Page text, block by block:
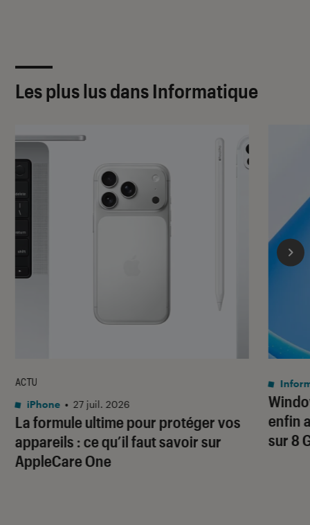
Les plus lus dans Informatique
La formule ultime pour protéger vos
appareils : ce qu’il faut savoir sur
AppleCare One
ACTU
iPhone • 27 juil. 2026
enfin
sur 8